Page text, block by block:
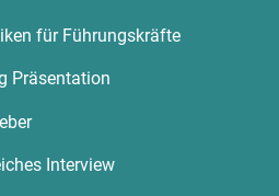
für Führungskräfte
Präsentation
Interview